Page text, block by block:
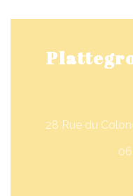
28 Rue du